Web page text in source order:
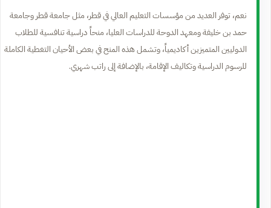
نعم، توفر العديد من مؤسسات التعليم العالي في قطر، مثل جامعة قطر وجامعة
حمد بن خليفة ومعهد الدوحة للدراسات العليا، منحاً دراسية تنافسية للطلاب
الدوليين المتميزين أكاديمياً، وتشمل هذه المنح في بعض الأحيان التغطية الكاملة
للرسوم الدراسية وتكاليف الإقامة، بالإضافة إلى راتب شهري.